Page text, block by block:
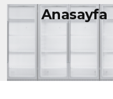
Anasayfa